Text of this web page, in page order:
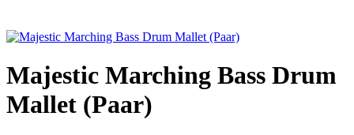
Majestic Marching Bass Drum
Mallet (Paar)